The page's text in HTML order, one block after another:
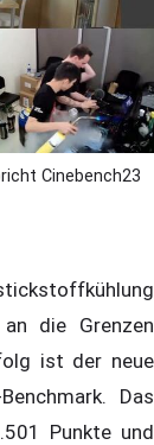
angeht. Der
mit seinen 96
Cinebench23
die Grenzen
ist der neue
Das
Punkte und